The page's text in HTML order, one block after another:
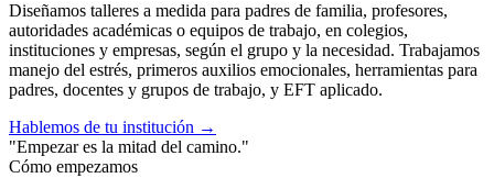
Diseñamos talleres a medida para padres de familia, profesores,
autoridades académicas o equipos de trabajo, en colegios,
instituciones y empresas, según el grupo y la necesidad. Trabajamos
manejo del estrés, primeros auxilios emocionales, herramientas para
padres, docentes y grupos de trabajo, y EFT aplicado.
Hablemos de tu institución →
"Empezar es la mitad del camino."
Cómo empezamos